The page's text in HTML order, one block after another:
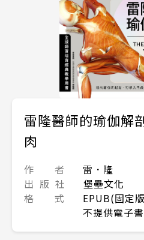
雷隆醫師的瑜伽解
肉
作 者
雷．隆
出 版 社
堡壘文化
格 式
EPUB(固定
不提供電子